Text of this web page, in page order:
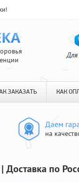
ЗАКАЗАТЬ КАК
Даем
на
Доставка по